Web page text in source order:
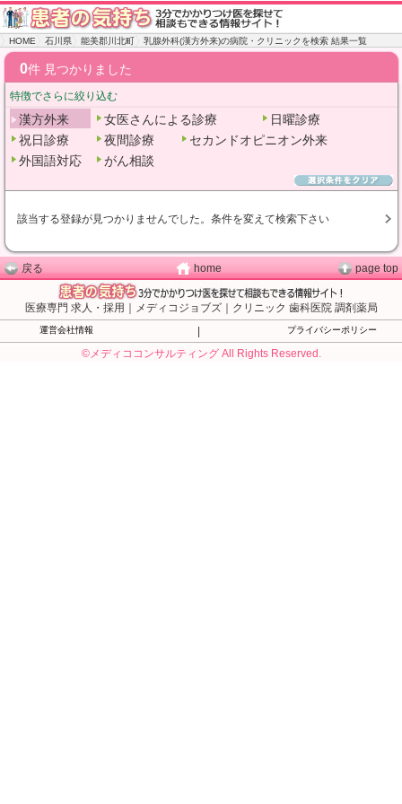
HOME 石川県 能美郡川北町 乳腺外科(漢方外来)の病院・クリニックを検索 結果一覧
0件 見つかりました
特徴でさらに絞り込む
漢方外来 女医さんによる診療
日曜診療
祝日診療
夜間診療
セカンドオピニオン外来
外国語対応
がん相談
該当する登録が見つかりませんでした。条件を変えて検索下さい
戻る home page top
医療専門 求人・採用｜メディコジョブズ｜クリニック 歯科医院 調剤薬局
運営会社情報 プライバシーポリシー
©メディココンサルティング All Rights Reserved.